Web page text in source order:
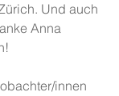
Und auch
Anna
innen